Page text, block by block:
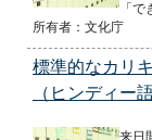
「
所有者：文化庁
標準的なカリ
（ヒンディー
来日